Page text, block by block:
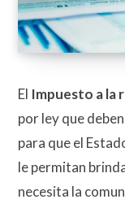
El Impuesto a la
por ley que
para que el
le permitan
necesita la